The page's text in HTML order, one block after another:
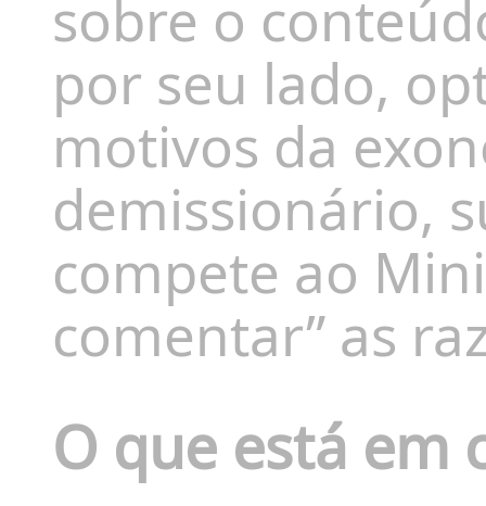
por seu lado,
motivos da
demissionário,
compete ao
comentar” as
O que está em